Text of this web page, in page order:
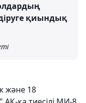
қиындық
және 18